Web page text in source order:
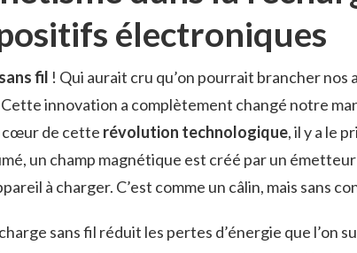
électroniques
fil ! Qui aurait cru qu’on pourrait brancher nos
innovation a complètement changé notre
cœur de cette révolution technologique, il y a le
un champ magnétique est créé par un
à charger. C’est comme un câlin, mais sans
sans fil réduit les pertes d’énergie que l’on